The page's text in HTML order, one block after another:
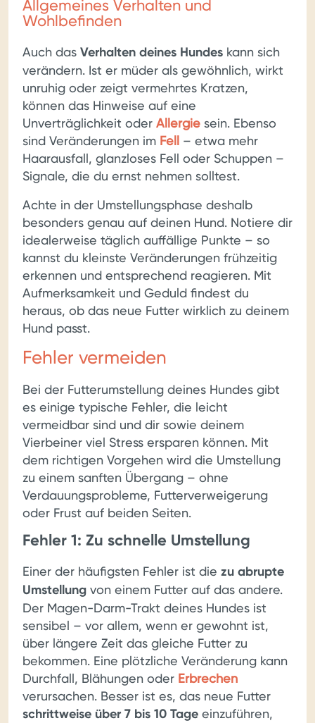
Allgemeines Verhalten und
Wohlbefinden
Auch das Verhalten deines Hundes kann sich
verändern. Ist er müder als gewöhnlich, wirkt
unruhig oder zeigt vermehrtes Kratzen,
können das Hinweise auf eine
Unverträglichkeit oder Allergie sein. Ebenso
sind Veränderungen im Fell
– etwa mehr
Haarausfall, glanzloses Fell oder Schuppen –
Signale, die du ernst nehmen solltest.
Achte in der Umstellungsphase deshalb
besonders genau auf deinen Hund. Notiere dir
idealerweise täglich auffällige Punkte – so
kannst du kleinste Veränderungen frühzeitig
erkennen und entsprechend reagieren. Mit
Aufmerksamkeit und Geduld findest du
heraus, ob das neue Futter wirklich zu deinem
Hund passt.
Fehler vermeiden
Bei der Futterumstellung deines Hundes gibt
es einige typische Fehler, die leicht
vermeidbar sind und dir sowie deinem
Vierbeiner viel Stress ersparen können. Mit
dem richtigen Vorgehen wird die Umstellung
zu einem sanften Übergang – ohne
Verdauungsprobleme, Futterverweigerung
oder Frust auf beiden Seiten.
Fehler 1: Zu schnelle Umstellung
Einer der häufigsten Fehler ist die zu abrupte
Umstellung von einem Futter auf das andere.
Der Magen-Darm-Trakt deines Hundes ist
sensibel – vor allem, wenn er gewohnt ist,
über längere Zeit das gleiche Futter zu
bekommen. Eine plötzliche Veränderung kann
Durchfall, Blähungen oder Erbrechen
verursachen. Besser ist es, das neue Futter
schrittweise über 7 bis 10 Tage einzuführen,